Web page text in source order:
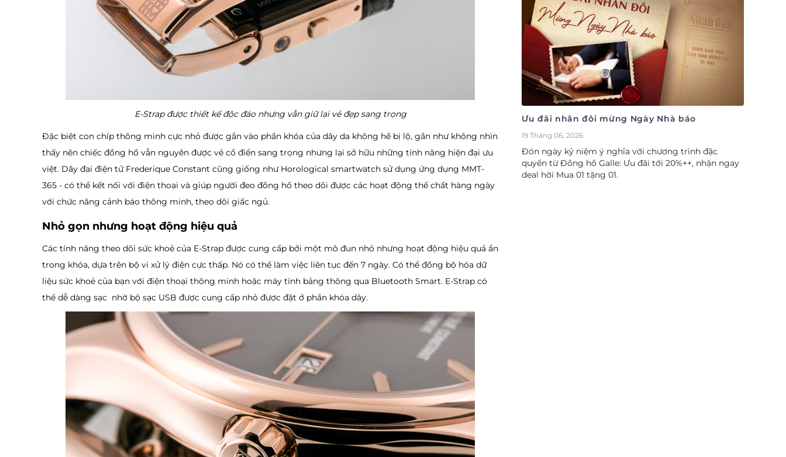
E-Strap được thiết kế độc đáo nhưng vẫn giữ lại vẻ đẹp sang trọng
Đặc biệt con chíp thông minh cực nhỏ được gắn vào phần khóa của dây da không hề bị lộ, gần như không nhìn
thấy nên chiếc đồng hồ vẫn nguyên được vẻ cổ điển sang trọng nhưng lại sở hữu những tính năng hiện đại ưu
việt. Dây đai điện tử Frederique Constant cũng giống như Horological smartwatch sử dụng ứng dụng MMT-
365 - có thể kết nối với điện thoại và giúp người đeo đồng hồ theo dõi được các hoạt động thể chất hàng ngày
với chức năng cảnh báo thông minh, theo dõi giấc ngủ.
Nhỏ gọn nhưng hoạt động hiệu quả
Các tính năng theo dõi sức khoẻ của E-Strap được cung cấp bởi một mô đun nhỏ nhưng hoạt động hiệu quả ẩn
trong khóa, dựa trên bộ vi xử lý điện cực thấp. Nó có thể làm việc liên tục đến 7 ngày. Có thể đồng bộ hóa dữ
liệu sức khoẻ của bạn với điện thoại thông minh hoặc máy tính bảng thông qua Bluetooth Smart. E-Strap có
thể dễ dàng sạc nhờ bộ sạc USB được cung cấp nhỏ được đặt ở phần khóa dây.
Ưu đãi nhân đôi mừng Ngày Nhà báo
19 Tháng 06, 2026
Đón ngày kỷ niệm ý nghĩa với chương trình đặc
quyền từ Đồng hồ Galle: Ưu đãi tới 20%++, nhận ngay
deal hời Mua 01 tặng 01.